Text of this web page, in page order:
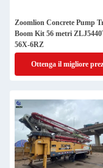
Zoomlion Concrete Pump
Boom Kit 56 metri
56X-6RZ
Ottenga il migliore